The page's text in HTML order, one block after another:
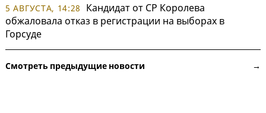
5 АВГУСТА, 14:28
Кандидат от СР Королева
обжаловала отказ в регистрации на выборах в
Горсуде
Смотреть предыдущие новости →